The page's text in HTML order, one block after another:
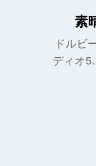
素
ドルビ
ディオ